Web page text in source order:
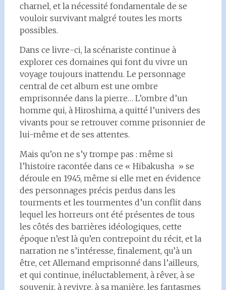
charnel, et la nécessité fondamentale de se
vouloir survivant malgré toutes les morts
possibles.
Dans ce livre-ci, la scénariste continue à
explorer ces domaines qui font du vivre un
voyage toujours inattendu. Le personnage
central de cet album est une ombre
emprisonnée dans la pierre… L’ombre d’un
homme qui, à Hiroshima, a quitté l’univers des
vivants pour se retrouver comme prisonnier de
lui-même et de ses attentes.
Mais qu’on ne s’y trompe pas : même si
l’histoire racontée dans ce « Hibakusha » se
déroule en 1945, même si elle met en évidence
des personnages précis perdus dans les
tourments et les tourmentes d’un conflit dans
lequel les horreurs ont été présentes de tous
les côtés des barrières idéologiques, cette
époque n’est là qu’en contrepoint du récit, et la
narration ne s’intéresse, finalement, qu’à un
être, cet Allemand emprisonné dans l’ailleurs,
et qui continue, inéluctablement, à rêver, à se
souvenir, à revivre, à sa manière, les fantasmes